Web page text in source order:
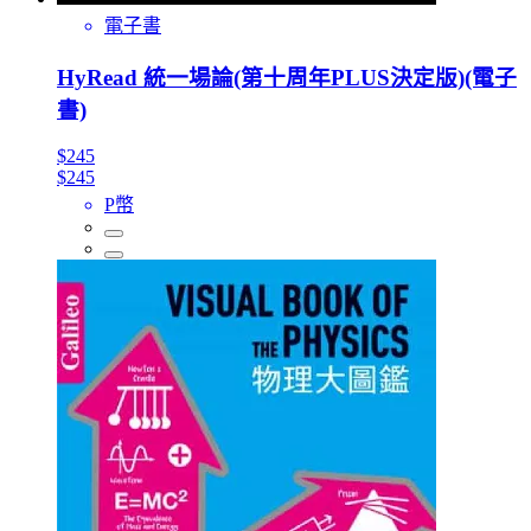
電子書
HyRead 統一場論(第十周年PLUS決定版)(電子
書)
$245
$245
P幣